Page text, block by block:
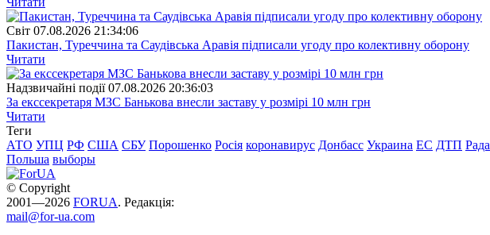
Свiт 07.08.2026 21:34:06
Пакистан, Туреччина та Саудівська Аравія підписали угоду про колективну оборону
Читати
Надзвичайні події 07.08.2026 20:36:03
За екссекретаря МЗС Банькова внесли заставу у розмірі 10 млн грн
Читати
Теги
АТО УПЦ РФ США СБУ Порошенко Росія коронавирус Донбасс Украина ЕС ДТП Рада
Польша выборы
© Copyright
2001—2026 FORUA. Редакція:
mail@for-ua.com